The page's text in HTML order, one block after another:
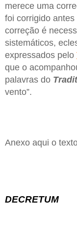
merece uma
foi corrigido
correção é
sistemáticos,
expressados pelo
que o
palavras do
vento”.
Anexo aqui o
DECRETUM